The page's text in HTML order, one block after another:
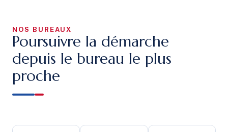
NOS BUREAUX
Poursuivre la démarche
depuis le bureau le plus
proche